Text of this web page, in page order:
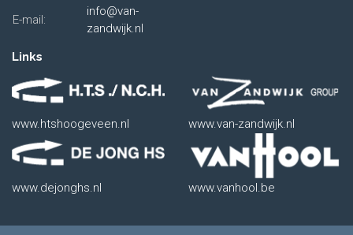
E-mail:
info@van-
zandwijk.nl
Links
www.htshoogeveen.nl
www.dejonghs.nl
www.van-zandwijk.nl
www.vanhool.be